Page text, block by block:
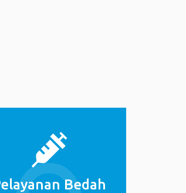
Bedah